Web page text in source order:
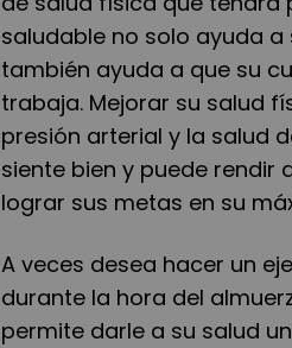
saludable no solo ayuda
también ayuda a que su
trabaja. Mejorar su salud
presión arterial y la salud
siente bien y puede rendir
lograr sus metas en su
A veces desea hacer un
durante la hora del
permite darle a su salud